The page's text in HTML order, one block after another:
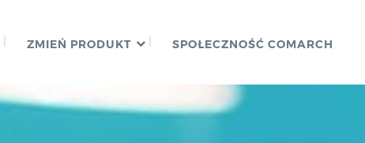
ZMIEŃ PRODUKT SPOŁECZNOŚĆ COMARCH